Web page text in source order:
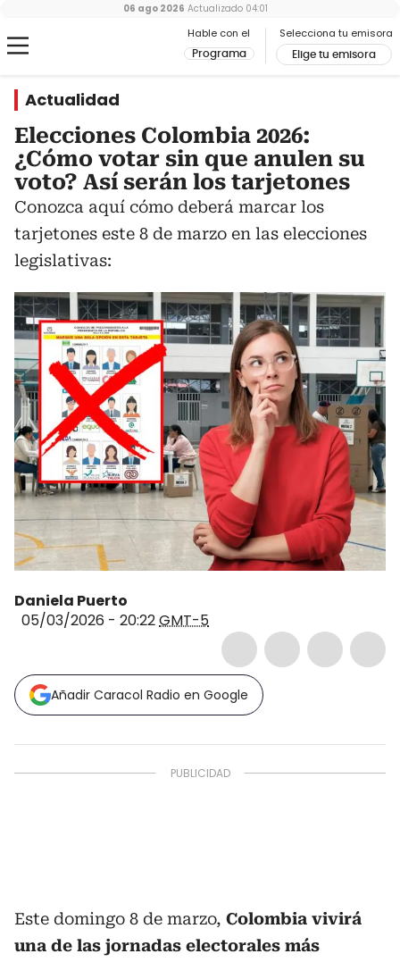
Hable con el
Programa
Selecciona tu emisora
Elige tu emisora
06 ago 2026 Actualizado 04:01
Actualidad
Elecciones Colombia 2026:
¿Cómo votar sin que anulen su
voto? Así serán los tarjetones
Conozca aquí cómo deberá marcar los
tarjetones este 8 de marzo en las elecciones
legislativas:
Daniela Puerto
05/03/2026 - 20:22GMT-5
Añadir Caracol Radio en Google
Este domingo 8 de marzo, Colombia vivirá
una de las jornadas electorales más